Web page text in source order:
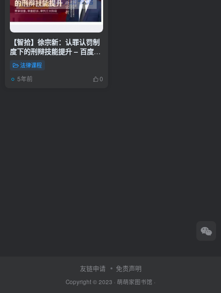
【智拾】徐宗新：认罪认罚制
度下的刑辩技能提升 – 百度云
盘 – 下载
法律课程
5年前 0
友链申请 免责声明
Copyright © 2023 · 萌萌家图书馆 ·